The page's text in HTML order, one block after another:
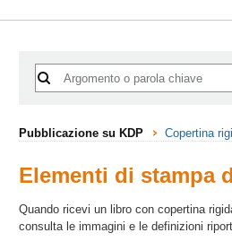
Pubblicazione su KDP Copertina
Elementi di stampa
Quando ricevi un libro con copertina
consulta le immagini e le definizioni